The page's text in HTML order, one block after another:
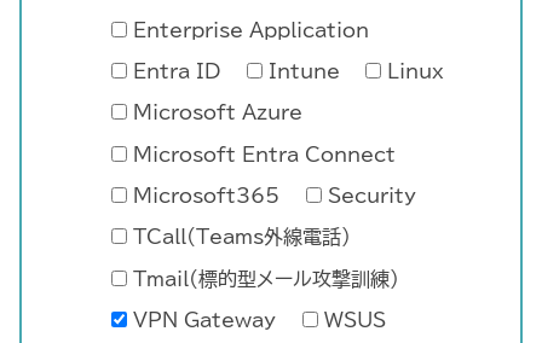
Enterprise Application
Entra ID Intune Linux
Microsoft Azure
Microsoft Entra Connect
Microsoft365 Security
TCall(Teams外線電話)
Tmail(標的型メール攻撃訓練)
VPN Gateway WSUS